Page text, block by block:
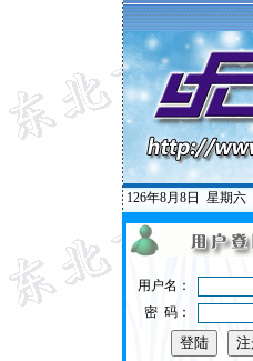
126年8月8日 星期六
用户名：
密 码：